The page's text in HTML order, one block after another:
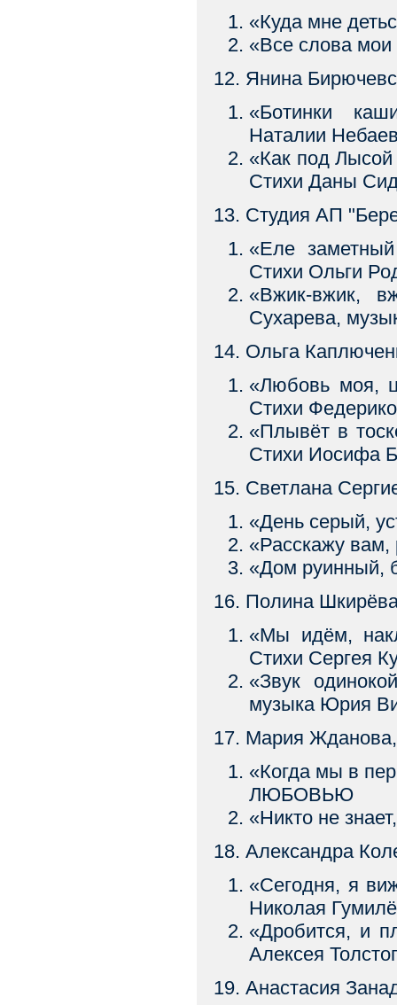
«Куда мне
«Все слова
12. Янина
«Ботинки
Наталии
«Как под
Стихи Даны
13. Студия АП
«Еле
Стихи Ольги
«Вжик-вжик,
Сухарева,
14. Ольга
«Любовь
Стихи
«Плывёт в
Стихи Иосифа
15. Светлана
«День серый,
«Расскажу
«Дом руинный,
16. Полина
«Мы идём,
Стихи Сергея
«Звук
музыка Юрия
17. Мария Жданова,
«Когда мы в
ЛЮБОВЬЮ
«Никто не
18. Александра
«Сегодня, я
Николая
«Дробится, и
Алексея
19. Анастасия